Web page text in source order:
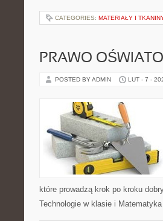
CATEGORIES: MATERIAŁY I
PRAWO
POSTED BY ADMIN LUT - 7 -
które prowadzą krok po kroku
Technologie w klasie i